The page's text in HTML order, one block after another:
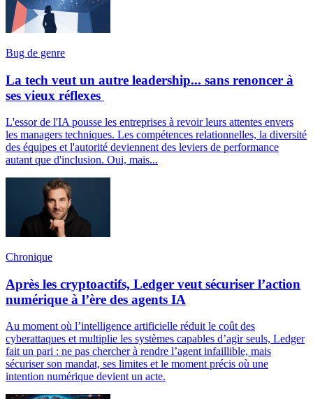
Bug de genre
La tech veut un autre leadership... sans renoncer à
ses vieux réflexes
L'essor de l'IA pousse les entreprises à revoir leurs attentes envers
les managers techniques. Les compétences relationnelles, la diversité
des équipes et l'autorité deviennent des leviers de performance
autant que d'inclusion. Oui, mais...
Chronique
Après les cryptoactifs, Ledger veut sécuriser l’action
numérique à l’ère des agents IA
Au moment où l’intelligence artificielle réduit le coût des
cyberattaques et multiplie les systèmes capables d’agir seuls, Ledger
fait un pari : ne pas chercher à rendre l’agent infaillible, mais
sécuriser son mandat, ses limites et le moment précis où une
intention numérique devient un acte.